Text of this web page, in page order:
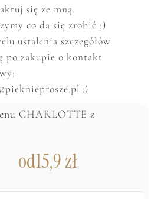
się ze mną,
co da się zrobić ;)
ustalenia szczegółów
po zakupie o kontakt
:)
CHARLOTTE z
od15,9zł